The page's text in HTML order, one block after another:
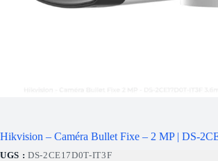
Hikvision – Caméra Bullet Fixe – 2 MP | DS-
UGS : DS-2CE17D0T-IT3F